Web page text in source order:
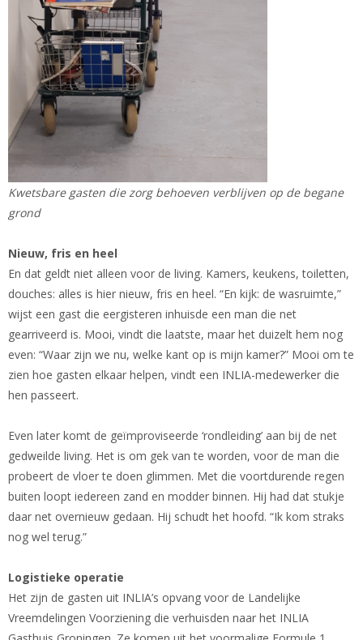
Kwetsbare gasten die zorg behoeven verblijven op de begane
grond
Nieuw, fris en heel
En dat geldt niet alleen voor de living. Kamers, keukens, toiletten,
douches: alles is hier nieuw, fris en heel. “En kijk: de wasruimte,”
wijst een gast die eergisteren inhuisde een man die net
gearriveerd is. Mooi, vindt die laatste, maar het duizelt hem nog
even: “Waar zijn we nu, welke kant op is mijn kamer?” Mooi om te
zien hoe gasten elkaar helpen, vindt een INLIA-medewerker die
hen passeert.
Even later komt de geïmproviseerde ‘rondleiding’ aan bij de net
gedweilde living. Het is om gek van te worden, voor de man die
probeert de vloer te doen glimmen. Met die voortdurende regen
buiten loopt iedereen zand en modder binnen. Hij had dat stukje
daar net overnieuw gedaan. Hij schudt het hoofd. “Ik kom straks
nog wel terug.”
Logistieke operatie
Het zijn de gasten uit INLIA’s opvang voor de Landelijke
Vreemdelingen Voorziening die verhuisden naar het INLIA